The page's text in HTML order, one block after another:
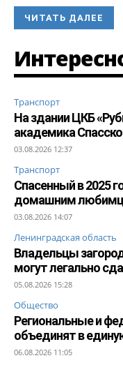
ЧИТАТЬ ДАЛЕЕ
Транспорт
На здании ЦКБ
академика
03.08.2026 12:37
Транспорт
Спасенный в 2025
домашним
03.08.2026 14:07
Ленинградская область
Владельцы
могут легально
05.08.2026 15:28
Общество
Региональные и
объединят в
06.08.2026 11:05